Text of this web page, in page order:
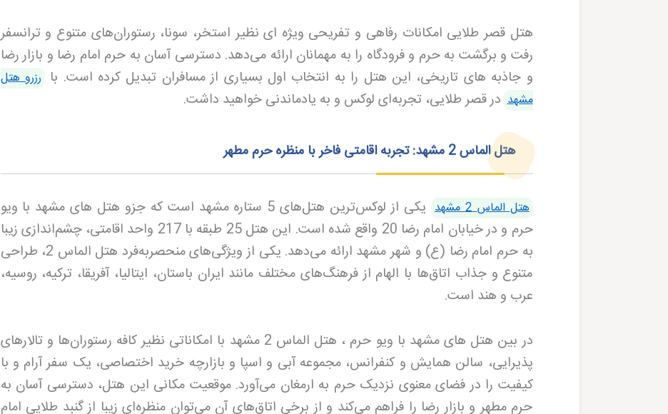
هتل قصر طلایی امکانات رفاهی و تفریحی ویژه‌ ای نظیر استخر، سونا، رستوران‌های متنوع و ترانسفر
رفت و برگشت به حرم و فرودگاه را به مهمانان ارائه می‌دهد. دسترسی آسان به حرم امام رضا و بازار رضا
و جاذبه‌ های تاریخی، این هتل را به انتخاب اول بسیاری از مسافران تبدیل کرده است. با رزرو هتل
مشهد در قصر طلایی، تجربه‌ای لوکس و به یادماندنی خواهید داشت.
هتل الماس 2 مشهد: تجربه اقامتی فاخر با منظره حرم مطهر
هتل الماس 2 مشهد
یکی از لوکس‌ترین هتل‌های 5 ستاره مشهد است که جزو هتل های مشهد با ویو
حرم و در خیابان امام رضا 20 واقع شده است. این هتل 25 طبقه با 217 واحد اقامتی، چشم‌اندازی زیبا
به حرم امام رضا (ع) و شهر مشهد ارائه می‌دهد. یکی از ویژگی‌های منحصربه‌فرد هتل الماس 2، طراحی
متنوع و جذاب اتاق‌ها با الهام از فرهنگ‌های مختلف مانند ایران باستان، ایتالیا، آفریقا، ترکیه، روسیه،
عرب و هند است.
در بین هتل های مشهد با ویو حرم ، هتل الماس 2 مشهد با امکاناتی نظیر کافه رستوران‌ها و تالارهای
پذیرایی، سالن همایش و کنفرانس، مجموعه آبی و اسپا و بازارچه خرید اختصاصی، یک سفر آرام و با
کیفیت را در فضای معنوی نزدیک حرم به ارمغان می‌آورد. موقعیت مکانی این هتل، دسترسی آسان به
حرم مطهر و بازار رضا را فراهم می‌کند و از برخی اتاق‌های آن می‌توان منظره‌ای زیبا از گنبد طلایی امام